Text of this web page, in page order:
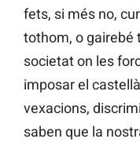
fets, si més no,
tothom, o gairebé
societat on les
imposar el
vexacions,
saben que la